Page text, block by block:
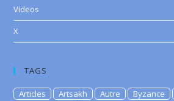
Videos
X
TAGS
Articles Artsakh Autre Byzance